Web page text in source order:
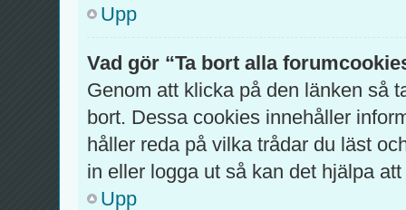
Upp
Vad gör “Ta bort alla
Genom att klicka på den länken så
bort. Dessa cookies innehåller
håller reda på vilka trådar du läst
in eller logga ut så kan det hjälpa
Upp